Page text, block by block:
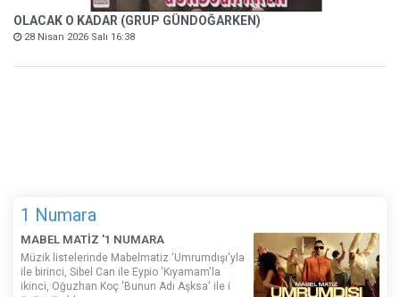
OLACAK O KADAR (GRUP GÜNDOĞARKEN)
28 Nisan 2026 Salı 16:38
1 Numara
MABEL MATİZ '1 NUMARA
Müzik listelerinde Mabelmatiz ‘Umrumdışı'yla
ile birinci, Sibel Can ile Eypio 'Kıyamam'la
ikinci, Oğuzhan Koç 'Bunun Adı Aşksa' ile i